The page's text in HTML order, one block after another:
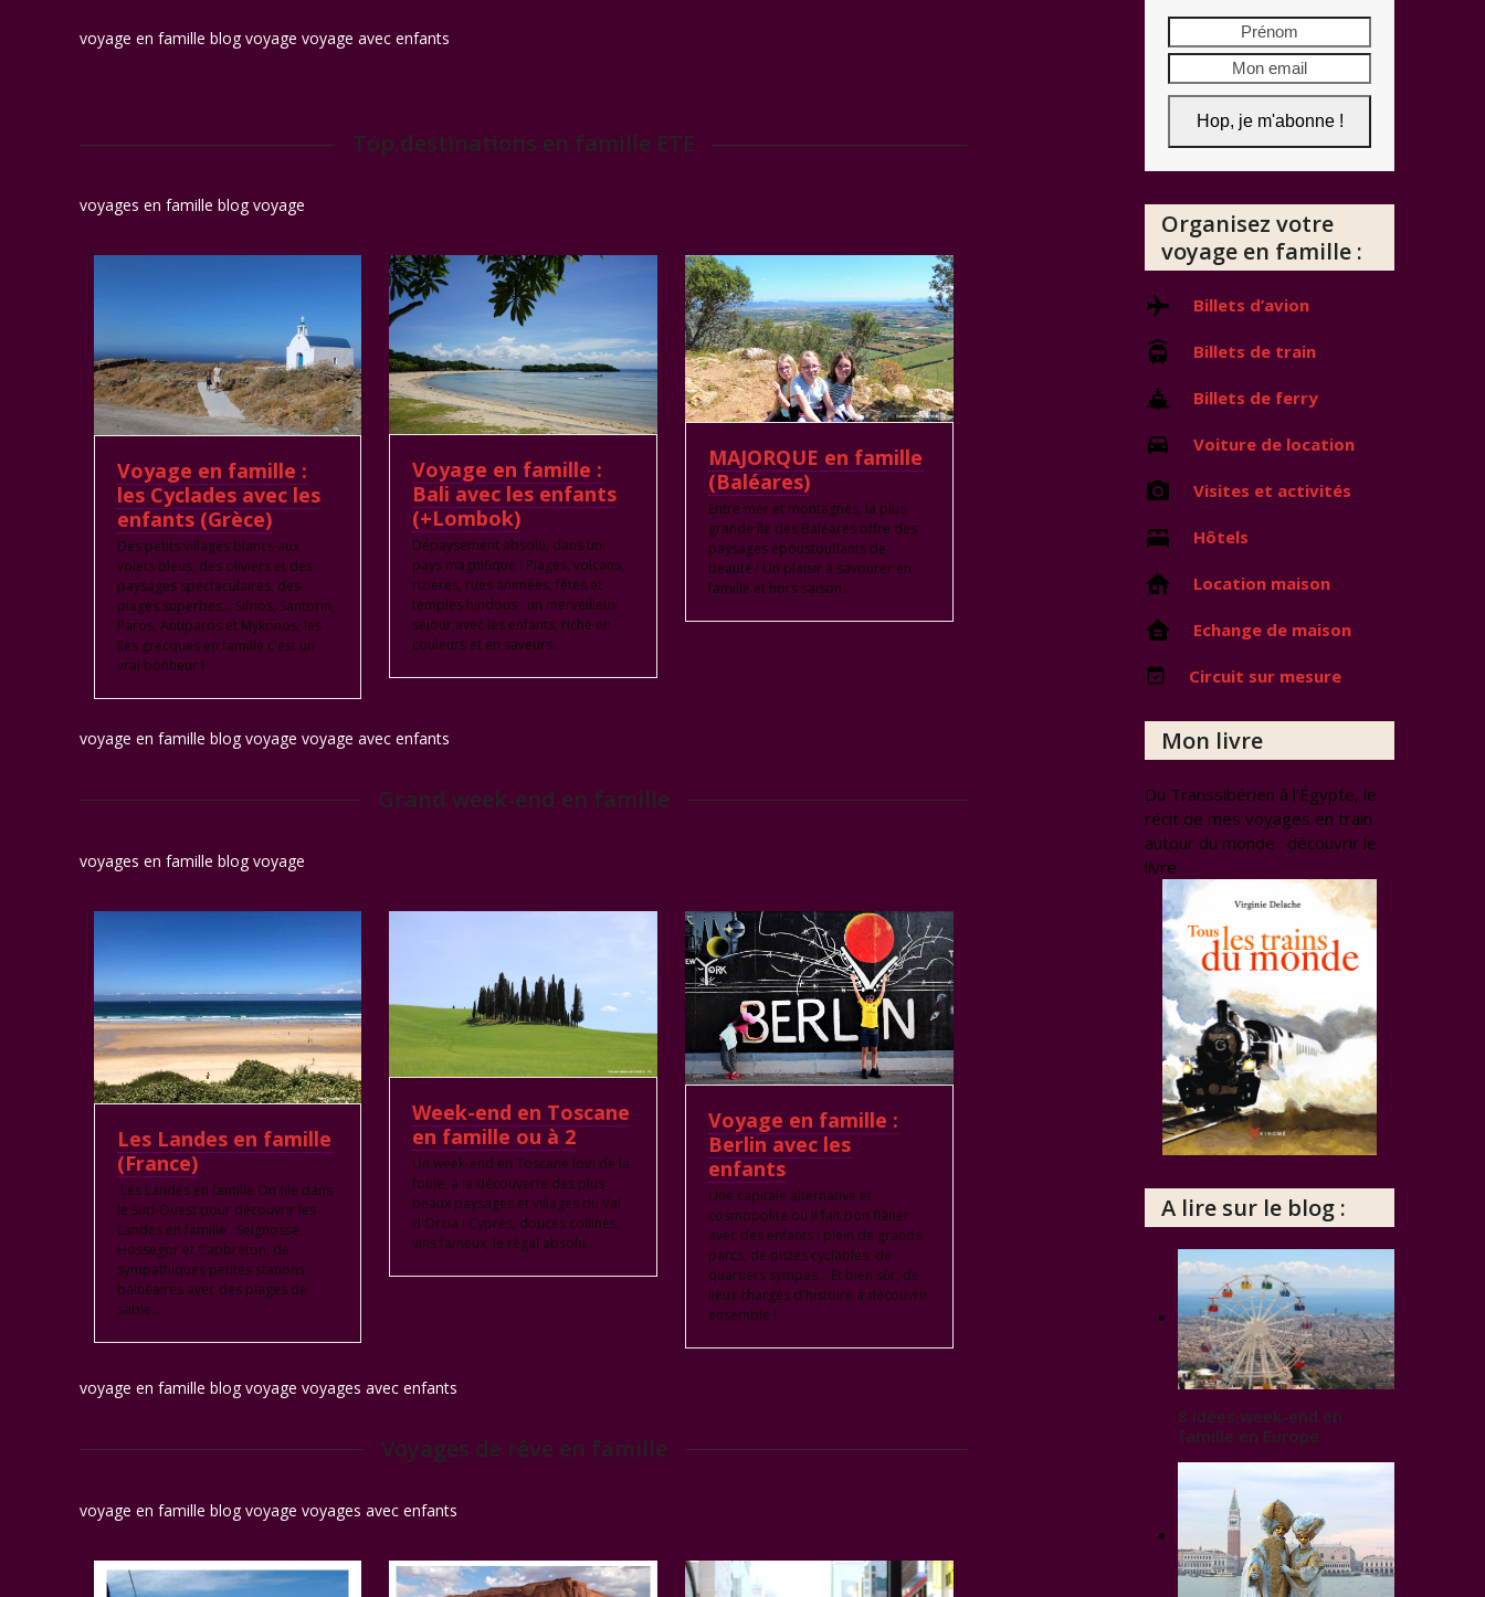
voyage en famille blog voyage voyage avec enfants
Top destinations en famille ETE
voyages en famille blog voyage
Voyage en famille :
les Cyclades avec les
enfants (Grèce)
Des petits villages blancs aux
volets bleus, des oliviers et des
paysages spectaculaires, des
plages superbes… Sifnos, Santorin,
Paros, Antiparos et Mykonos, les
îles grecques en famille c'est un
vrai bonheur !
Voyage en famille :
Bali avec les enfants
(+Lombok)
Dépaysement absolu, dans un
pays magnifique ! Plages, volcans,
rizières, rues animées, fêtes et
temples hindous : un merveilleux
séjour avec les enfants, riche en
couleurs et en saveurs…
MAJORQUE en famille
(Baléares)
Entre mer et montagnes, la plus
grande île des Baléares offre des
paysages époustouflants de
beauté ! Un plaisir à savourer en
famille et hors saison...
voyage en famille blog voyage voyage avec enfants
Grand week-end en famille
voyages en famille blog voyage
Les Landes en famille
(France)
Les Landes en famille On file dans
le Sud-Ouest pour découvrir les
Landes en famille : Seignosse,
Hossegor et Capbreton, de
sympathiques petites stations
balnéaires avec des plages de
sable…
Week-end en Toscane
en famille ou à 2
Un week-end en Toscane loin de la
foule, à la découverte des plus
beaux paysages et villages du Val
d'Orcia ! Cyprès, douces collines,
vins fameux, le régal absolu...
Voyage en famille :
Berlin avec les
enfants
Une capitale alternative et
cosmopolite où il fait bon flâner
avec des enfants : plein de grands
parcs, de pistes cyclables, de
quartiers sympas... Et bien sûr, de
lieux chargés d'histoire à découvrir
ensemble !
voyage en famille blog voyage voyages avec enfants
Voyages de rêve en famille
voyage en famille blog voyage voyages avec enfants
email
Hop, je m'abonne !
Organisez votre
voyage en famille :
Billets d’avion
Billets de train
Billets de ferry
Voiture de location
Visites et activités
Hôtels
Location maison
Echange de maison
Circuit sur mesure
Mon livre
Du Transsibérien à l’Égypte, le
récit de mes voyages en train
autour du monde : découvrir le
livre
A lire sur le blog :
8 idées week-end en
famille en Europe